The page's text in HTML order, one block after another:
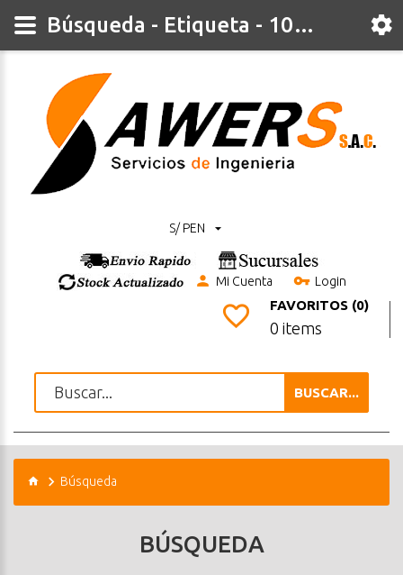
S/ PEN
Mi Cuenta Login
FAVORITOS (0)
0 items
BUSCAR...
Búsqueda
BÚSQUEDA
Búsqueda - Etiqueta - 10mt